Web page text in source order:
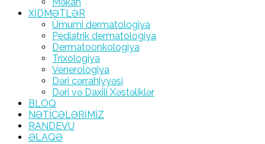
XİDMƏTLƏR
Ümumi dermatologiya
Pediatrik dermatologiya
Dermatoonkologiya
Trixologiya
Venerologiya
Dəri cərrahiyyəsi
Dəri və Daxili Xəstəliklər
BLOQ
NƏTİCƏLƏRİMİZ
RANDEVU
ƏLAQƏ